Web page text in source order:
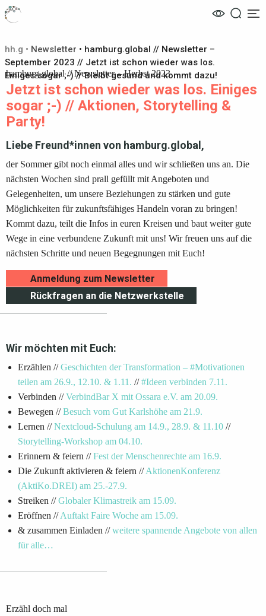
hh.g • Newsletter • hamburg.global // Newsletter –
September 2023 // Jetzt ist schon wieder was los.
Einiges sogar ;-) // Bleibt gesund und kommt dazu!
hamburg.global // Newsletter – Herbst 2023
Jetzt ist schon wieder was los. Einiges
sogar ;-) // Aktionen, Storytelling &
Party!
Liebe Freund*innen von hamburg.global,
der Sommer gibt noch einmal alles und wir schließen uns an. Die
nächsten Wochen sind prall gefüllt mit Angeboten und
Gelegenheiten, um unsere Beziehungen zu stärken und gute
Möglichkeiten für zukunftsfähiges Handeln voran zu bringen!
Kommt dazu, teilt die Infos in euren Kreisen und baut weiter gute
Wege in eine verbundene Zukunft mit uns! Wir freuen uns auf die
nächsten Schritte und neuen Begegnungen mit Euch!
Anmeldung zum Newsletter
Rückfragen an die Netzwerkstelle
Wir möchten mit Euch:
Erzählen //Geschichten der Transformation – #Motivationen
teilen am 26.9., 12.10. & 1.11. //#Ideen verbinden 7.11.
Verbinden //VerbindBar X mit Ossara e.V. am 20.09.
Bewegen //Besuch vom Gut Karlshöhe am 21.9.
Lernen //Nextcloud-Schulung am 14.9., 28.9. & 11.10 //
Storytelling-Workshop am 04.10.
Erinnern & feiern //Fest der Menschenrechte am 16.9.
Die Zukunft aktivieren & feiern //AktionenKonferenz
(AktiKo.DREI) am 25.-27.9.
Streiken //Globaler Klimastreik am 15.09.
Eröffnen //Auftakt Faire Woche am 15.09.
& zusammen Einladen //weitere spannende Angebote von allen
für alle…
Erzähl doch mal